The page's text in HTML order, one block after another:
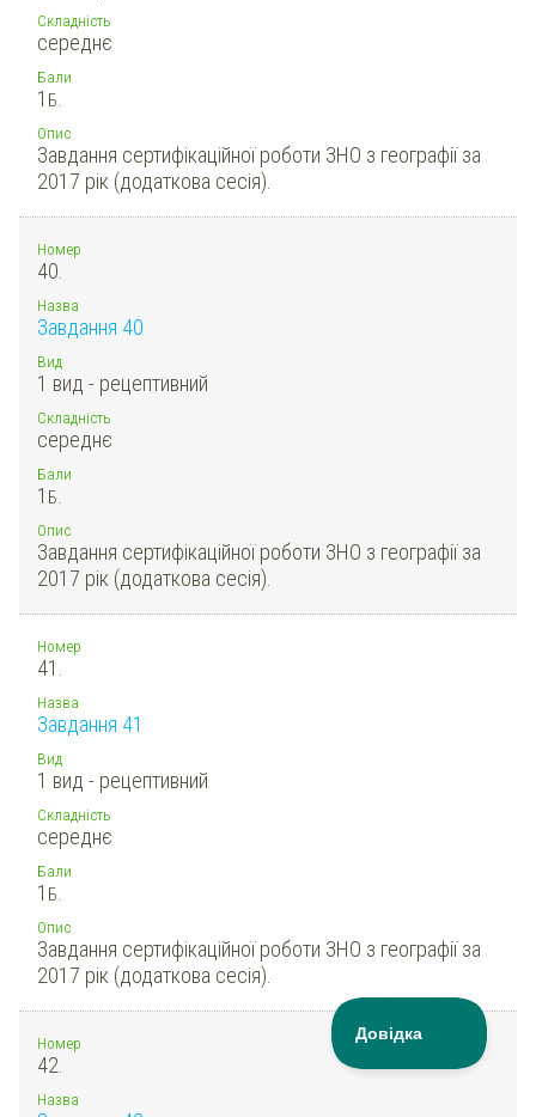
Складність
середнє
Бали
1 Б.
Опис
Завдання сертифікаційної роботи ЗНО з географії за
2017 рік (додаткова сесія).
Номер
40.
Назва
Завдання 40
Вид
1 вид - рецептивний
Складність
середнє
Бали
1 Б.
Опис
Завдання сертифікаційної роботи ЗНО з географії за
2017 рік (додаткова сесія).
Номер
41.
Назва
Завдання 41
Вид
1 вид - рецептивний
Складність
середнє
Бали
1 Б.
Опис
Завдання сертифікаційної роботи ЗНО з географії за
2017 рік (додаткова сесія).
Номер
42.
Назва